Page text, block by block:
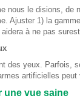
nous le disions, de
Ajuster 1) la
à ne pas
des yeux. Parfois,
artificielles peut
une vue saine